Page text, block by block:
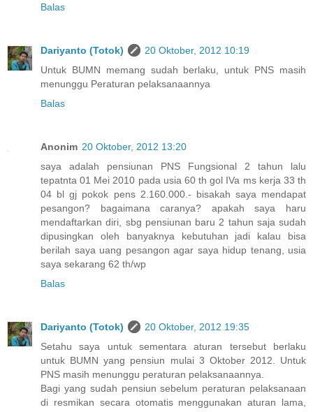
Balas
Dariyanto (Totok)
20 Oktober, 2012 10:19
Untuk BUMN memang sudah berlaku, untuk PNS masih
menunggu Peraturan pelaksanaannya
Balas
Anonim 20 Oktober, 2012 13:20
saya adalah pensiunan PNS Fungsional 2 tahun lalu
tepatnta 01 Mei 2010 pada usia 60 th gol IVa ms kerja 33 th
04 bl gj pokok pens 2.160.000.- bisakah saya mendapat
pesangon? bagaimana caranya? apakah saya haru
mendaftarkan diri, sbg pensiunan baru 2 tahun saja sudah
dipusingkan oleh banyaknya kebutuhan jadi kalau bisa
berilah saya uang pesangon agar saya hidup tenang, usia
saya sekarang 62 th/wp
Balas
Dariyanto (Totok)
20 Oktober, 2012 19:35
Setahu saya untuk sementara aturan tersebut berlaku
untuk BUMN yang pensiun mulai 3 Oktober 2012. Untuk
PNS masih menunggu peraturan pelaksanaannya.
Bagi yang sudah pensiun sebelum peraturan pelaksanaan
di resmikan secara otomatis menggunakan aturan lama,